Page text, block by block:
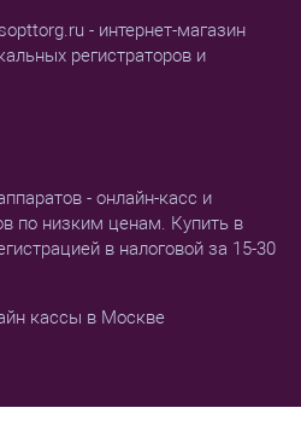
- интернет-магазин
регистраторов и
- онлайн-касс и
по низким ценам. Купить в
в налоговой за 15-30
кассы в Москве